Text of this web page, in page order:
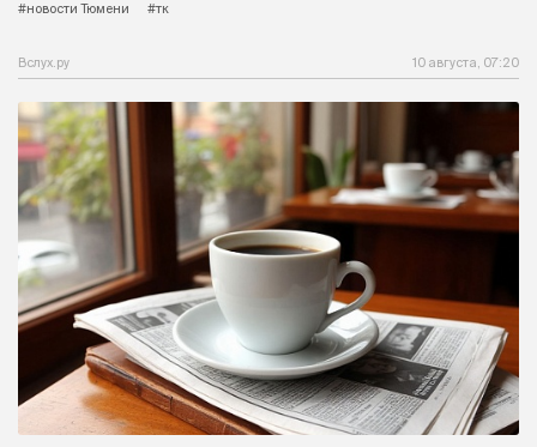
#новости Тюмени
#тк
Вслух.ру 10 августа, 07:20